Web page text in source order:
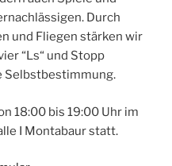
Durch
und Fliegen stärken wir
“Ls“ und Stopp
Selbstbestimmung.
18:00 bis 19:00 Uhr im
I Montabaur statt.